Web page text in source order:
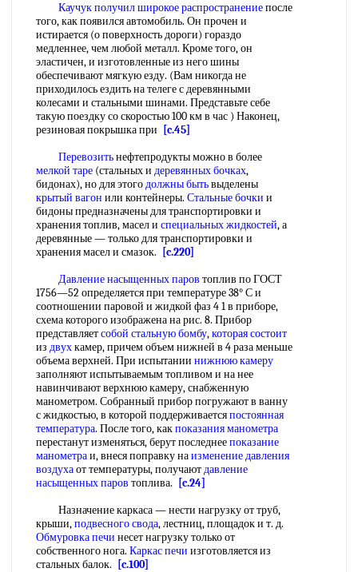
Каучук получилширокое распространениепосле
того, как появился автомобиль. Он прочен и
истирается (о поверхность дороги) гораздо
медленнее, чем любой металл. Кроме того, он
эластичен, и изготовленные из него шины
обеспечивают мягкую езду. (Вам никогда не
приходилось ездить на телеге с деревянными
колесами и стальными шинами. Представьте себе
такую поездку со скоростью 100 км в час ) Наконец,
резиновая покрышка при
[c.45]
Перевозитьнефтепродукты можно в более
мелкой таре (стальных и деревянных бочках,
бидонах), но для этогодолжны бытьвыделены
крытый вагон или контейнеры. Стальные бочки и
бидоны предназначены для транспортировки и
хранения топлив, масел и специальных жидкостей, а
деревянные — только для транспортировки и
хранения масел и смазок.
[c.220]
Давление насыщенных паров топлив по ГОСТ
1756—52 определяется при температуре 38° С и
соотношении паровой и жидкой фаз 4 1 в приборе,
схема которого изображена на рис. 8. Прибор
представляетсобой стальную бомбу,которая состоит
из двухкамер, причем объем нижней в 4 раза меньше
объема верхней. При испытании нижнюю камеру
заполняют испытываемым топливом и на нее
навинчивают верхнюю камеру, снабженную
манометром. Собранный прибор погружают в ванну
с жидкостью, в которой поддерживаетсяпостоянная
температура. После того, какпоказания манометра
перестанут изменяться, берут последнеепоказание
манометраи, внеся поправку наизменение давления
воздухаот температуры, получаютдавление
насыщенных паров топлива.
[c.24]
Назначение каркаса — нести нагрузку от труб,
крыши,подвесного свода, лестниц, площадок и т. д.
Обмуровка печи несет нагрузку только от
собственного нога. Каркас печи изготовляется из
стальных балок.
[c.100]